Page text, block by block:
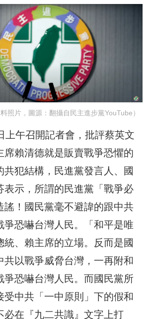
照片，圖源：翻攝自民主進步黨YouTube）
上午召開記者會，批評蔡英文
席賴清德就是販賣戰爭恐懼的
共犯結構，民進黨發言人、國
表示，所謂的民進黨「戰爭必
謠！國民黨毫不避諱的跟中共
爭恐嚇台灣人民。「和平是唯
統、賴主席的立場。反而是國
共以戰爭威脅台灣，一再附和
爭恐嚇台灣人民。而國民黨所
受中共「一中原則」下的假和
必在『九二共識』文字上打